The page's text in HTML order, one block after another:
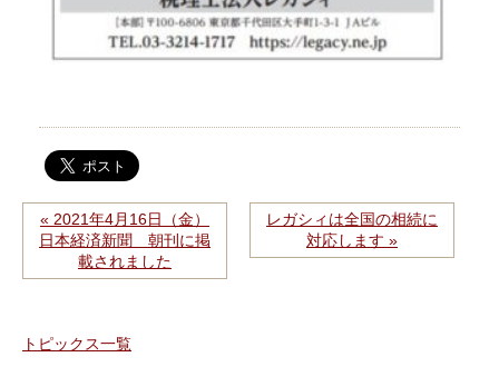
« 2021年4月16日（金）
日本経済新聞 朝刊に掲
載されました
レガシィは全国の相続に
対応します »
トピックス一覧